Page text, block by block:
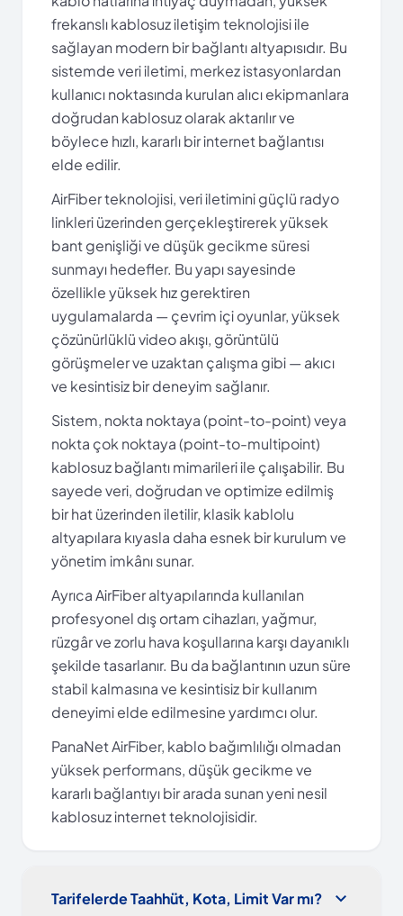
frekanslı kablosuz iletişim teknolojisi ile
sağlayan modern bir bağlantı altyapısıdır. Bu
sistemde veri iletimi, merkez istasyonlardan
kullanıcı noktasında kurulan alıcı ekipmanlara
doğrudan kablosuz olarak aktarılır ve
böylece hızlı, kararlı bir internet bağlantısı
elde edilir.
AirFiber teknolojisi, veri iletimini güçlü radyo
linkleri üzerinden gerçekleştirerek yüksek
bant genişliği ve düşük gecikme süresi
sunmayı hedefler. Bu yapı sayesinde
özellikle yüksek hız gerektiren
uygulamalarda — çevrim içi oyunlar, yüksek
çözünürlüklü video akışı, görüntülü
görüşmeler ve uzaktan çalışma gibi — akıcı
ve kesintisiz bir deneyim sağlanır.
Sistem, nokta noktaya (point-to-point) veya
nokta çok noktaya (point-to-multipoint)
kablosuz bağlantı mimarileri ile çalışabilir. Bu
sayede veri, doğrudan ve optimize edilmiş
bir hat üzerinden iletilir, klasik kablolu
altyapılara kıyasla daha esnek bir kurulum ve
yönetim imkânı sunar.
Ayrıca AirFiber altyapılarında kullanılan
profesyonel dış ortam cihazları, yağmur,
rüzgâr ve zorlu hava koşullarına karşı dayanıklı
şekilde tasarlanır. Bu da bağlantının uzun süre
stabil kalmasına ve kesintisiz bir kullanım
deneyimi elde edilmesine yardımcı olur.
PanaNet AirFiber, kablo bağımlılığı olmadan
yüksek performans, düşük gecikme ve
kararlı bağlantıyı bir arada sunan yeni nesil
kablosuz internet teknolojisidir.
Tarifelerde Taahhüt, Kota, Limit Var mı? expand_more